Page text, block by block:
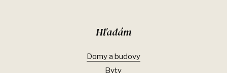
Hľadám
Domy a budovy
Byty